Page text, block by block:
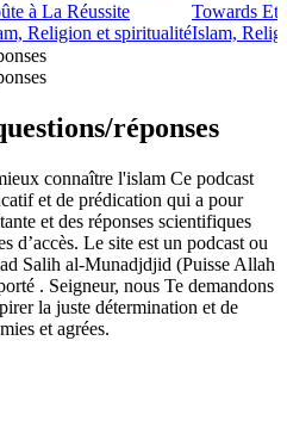
à La Réussite
Religion et spiritualité
Towards
Islam,
réponses
connaître l'islam Ce podcast
et de prédication qui a pour
et des réponses scientifiques
d’accès. Le site est un podcast ou
Salih al-Munadjdjid (Puisse Allah
. Seigneur, nous Te demandons
la juste détermination et de
et agrées.